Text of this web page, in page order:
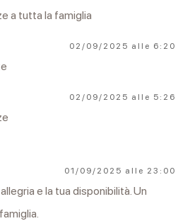
a tutta la famiglia
02/09/2025 alle 6:20
02/09/2025 alle 5:26
01/09/2025 alle 23:00
e la tua disponibilità. Un